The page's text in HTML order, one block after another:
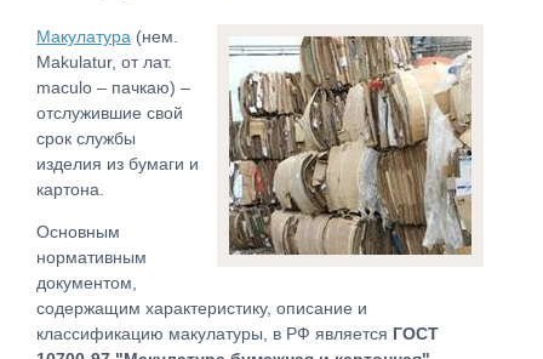
Макулатура (нем.
Makulatur, от лат.
maculo – пачкаю) –
отслужившие свой
срок службы
изделия из бумаги и
картона.
Основным
нормативным
документом,
содержащим характеристику, описание и
классификацию макулатуры, в РФ является ГОСТ